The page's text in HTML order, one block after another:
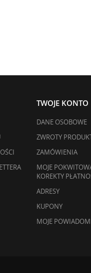
TWOJE KONTO
DANE OSOBOWE
ZWROTY
ZAMÓWIENIA
MOJE
KOREKTY
ADRESY
KUPONY
MOJE